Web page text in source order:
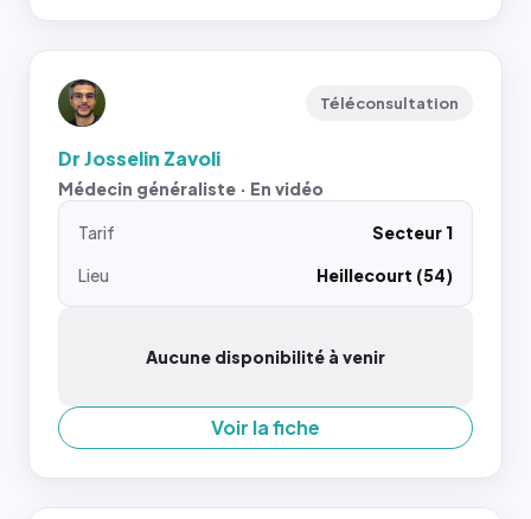
Téléconsultation
Dr Josselin Zavoli
Médecin généraliste · En vidéo
Tarif
Secteur 1
Lieu
Heillecourt (54)
Aucune disponibilité à venir
Voir la fiche